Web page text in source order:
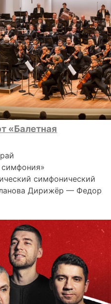
«Балетная
симфонический
Дирижёр — Федор